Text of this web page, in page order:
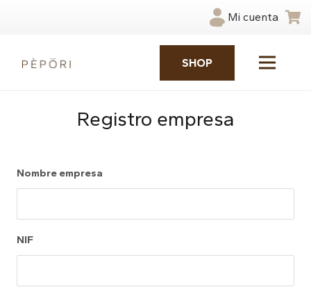
Mi cuenta
SHOP
Registro empresa
Nombre empresa
NIF